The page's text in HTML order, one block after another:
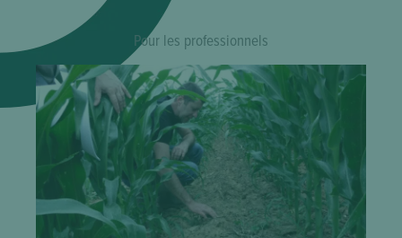
Pour les professionnels